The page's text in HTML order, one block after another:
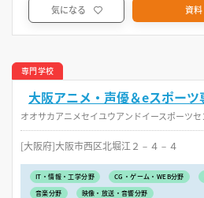
気になる 資
専門学校
大阪アニメ・声優＆eスポーツ
オオサカアニメセイユウアンドイースポーツ
[大阪府]大阪市西区北堀江２－４－４
IT・情報・工学分野 CG・ゲーム・WEB分野
音楽分野
映像・放送・音響分野